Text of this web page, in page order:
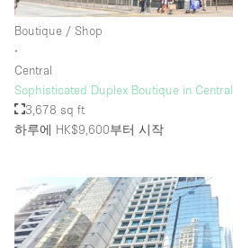
Rooftop / Terrace
Security System
Sound & Video Equipment
Soundproof
Street Level
Stunning View
Boutique / Shop
∙
Central
Sophisticated Duplex Boutique in Central
3,678 sq ft
하루에 HK$9,600부터 시작